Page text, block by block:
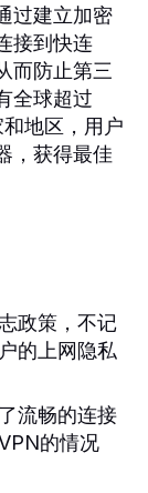
过建立加密
接到快连
而防止第三
全球超过
地区，用户
，获得最佳
政策，不记
的上网隐私
流畅的连接
的情况